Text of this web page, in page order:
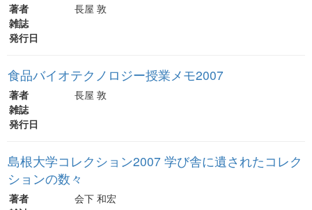
著者
長屋 敦
雑誌
発行日
食品バイオテクノロジー授業メモ2007
著者
長屋 敦
雑誌
発行日
島根大学コレクション2007 学び舎に遺されたコレク
ションの数々
著者
会下 和宏